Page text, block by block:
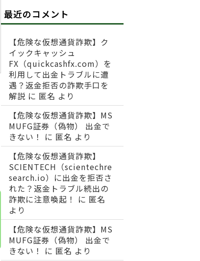
最近のコメント
【危険な仮想通貨詐欺】ク
イックキャッシュ
FX（quickcashfx.com）を
利用して出金トラブルに遭
遇？返金拒否の詐欺手口を
解説 に 匿名 より
【危険な仮想通貨詐欺】MS
MUFG証券（偽物） 出金で
きない！
に 匿名 より
【危険な仮想通貨詐欺】
SCIENTECH（scientechre
search.io）に出金を拒否さ
れた？返金トラブル続出の
詐欺に注意喚起！
に 匿名
より
【危険な仮想通貨詐欺】MS
MUFG証券（偽物） 出金で
きない！
に 匿名 より